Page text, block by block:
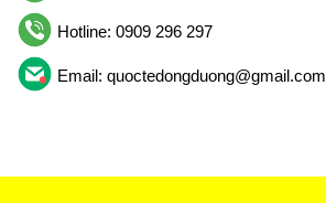
Hotline: 0909 296 297
Email: quoctedongduong@gmail.com